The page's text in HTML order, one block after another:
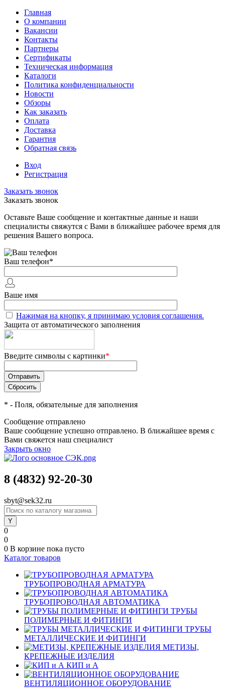
Главная
О компании
Вакансии
Контакты
Партнеры
Сертификаты
Техническая информация
Каталоги
Политика конфиденциальности
Новости
Обзоры
Как заказать
Оплата
Доставка
Гарантия
Обратная связь
Вход
Регистрация
Заказать звонок
Заказать звонок
Оставьте Ваше сообщение и контактные данные и наши
специалисты свяжутся с Вами в ближайшее рабочее время для
решения Вашего вопроса.
Ваш телефон*
Ваше имя
Нажимая на кнопку, я принимаю условия соглашения.
Защита от автоматического заполнения
Введите символы с картинки*
* - Поля, обязательные для заполнения
Сообщение отправлено
Ваше сообщение успешно отправлено. В ближайшее время с
Вами свяжется наш специалист
Закрыть окно
8 (4832) 92-20-30
sbyt@sek32.ru
0
0
0 В корзине пока пусто
Каталог товаров
ТРУБОПРОВОДНАЯ АРМАТУРА
ТРУБОПРОВОДНАЯ АВТОМАТИКА
ТРУБЫ
ПОЛИМЕРНЫЕ И ФИТИНГИ
ТРУБЫ
МЕТАЛЛИЧЕСКИЕ И ФИТИНГИ
МЕТИЗЫ,
КРЕПЕЖНЫЕ ИЗДЕЛИЯ
КИП и А
ВЕНТИЛЯЦИОННОЕ ОБОРУДОВАНИЕ